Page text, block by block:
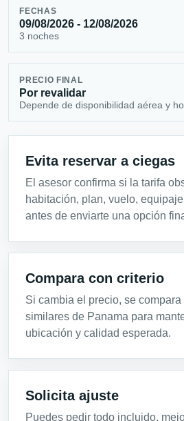
FECHAS
09/08/2026 - 12/08/2026
3 noches
PRECIO FINAL
Por revalidar
Depende de disponibilidad aérea y
Evita reservar a ciegas
El asesor confirma si la tarifa
habitación, plan, vuelo,
antes de enviarte una opción
Compara con criterio
Si cambia el precio, se
similares de Panama para
ubicación y calidad esperada.
Solicita ajuste
Puedes pedir todo incluido,